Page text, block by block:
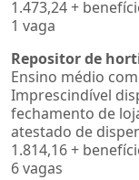
1.473,24 +
1 vaga
Repositor de
Ensino médio
Imprescindível
fechamento de
atestado de
1.814,16 +
6 vagas